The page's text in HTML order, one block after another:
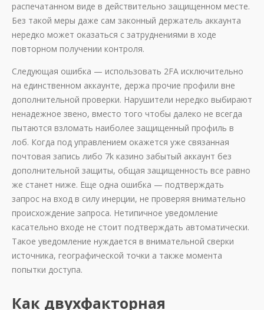
распечатанном виде в действительно защищенном месте.
Без такой меры даже сам законный держатель аккаунта
нередко может оказаться с затруднениями в ходе
повторном получении контроля.
Следующая ошибка — использовать 2FA исключительно
на единственном аккаунте, держа прочие профили вне
дополнительной проверки. Нарушители нередко выбирают
ненадежное звено, вместо того чтобы далеко не всегда
пытаются взломать наиболее защищенный профиль в
лоб. Когда под управлением окажется уже связанная
почтовая запись либо 7k казино забытый аккаунт без
дополнительной защиты, общая защищенность все равно
же станет ниже. Еще одна ошибка — подтверждать
запрос на вход в силу инерции, не проверяя внимательно
происхождение запроса. Нетипичное уведомление
касательно входе не стоит подтверждать автоматически.
Такое уведомление нуждается в внимательной сверки
источника, географической точки а также момента
попытки доступа.
Как двухфакторная